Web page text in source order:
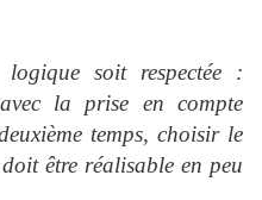
soit respectée :
la prise en compte
temps, choisir le
être réalisable en peu